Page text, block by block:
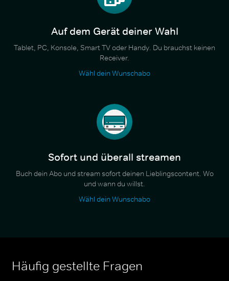
Auf dem Gerät deiner Wahl
Tablet, PC, Konsole, Smart TV oder Handy. Du brauchst keinen
Receiver.
Wähl dein Wunschabo
Sofort und überall streamen
Buch dein Abo und stream sofort deinen Lieblingscontent. Wo
und wann du willst.
Wähl dein Wunschabo
Häufig gestellte Fragen